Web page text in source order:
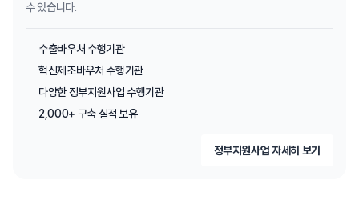
수 있습니다.
수출바우처 수행기관
혁신제조바우처 수행기관
다양한 정부지원사업 수행기관
2,000+ 구축 실적 보유
정부지원사업 자세히 보기